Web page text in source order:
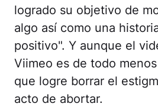
logrado su objetivo de
algo así como una
positivo". Y aunque el
Viimeo es de todo
que logre borrar el
acto de abortar.